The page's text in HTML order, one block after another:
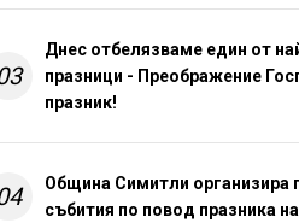
Днес отбелязваме един от
празници - Преображение
празник!
Община Симитли организира
събития по повод празника